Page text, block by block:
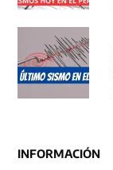
INFORMACIÓN